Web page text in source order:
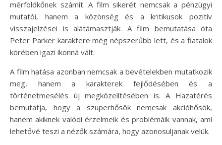
mérföldkőnek számít. A film sikerét nemcsak a pénzügyi
mutatói, hanem a közönség és a kritikusok pozitív
visszajelzései is alátámasztják. A film bemutatása óta
Peter Parker karaktere még népszerűbb lett, és a fiatalok
körében igazi ikonná vált.
A film hatása azonban nemcsak a bevételekben mutatkozik
meg, hanem a karakterek fejlődésében és a
történetmesélés új megközelítésében is. A Hazatérés
bemutatja, hogy a szuperhősök nemcsak akcióhősök,
hanem akiknek valódi érzelmeik és problémáik vannak, ami
lehetővé teszi a nézők számára, hogy azonosuljanak velük.